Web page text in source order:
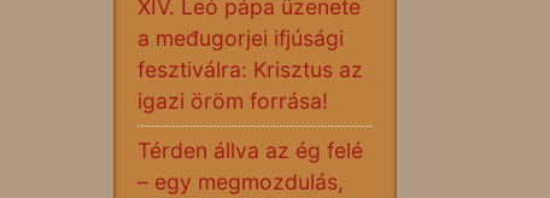
XIV. Leó pápa üzenete
a međugorjei ifjúsági
fesztiválra: Krisztus az
igazi öröm forrása!
Térden állva az ég felé
– egy megmozdulás,